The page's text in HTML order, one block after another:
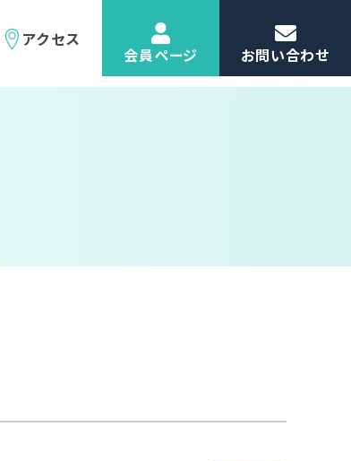
アクセス
会員ページ お問い合わせ